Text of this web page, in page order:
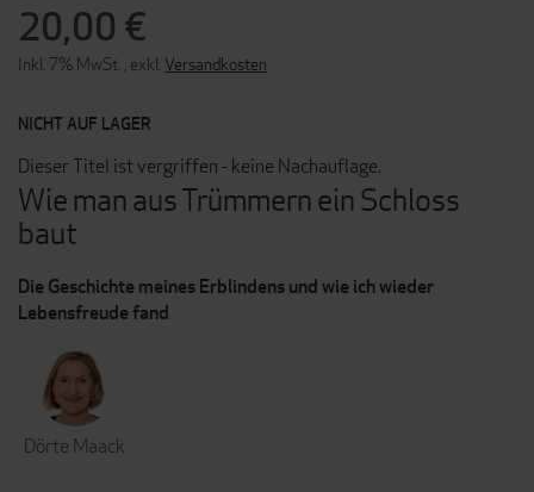
Wie man aus Trümmern ein Schloss
baut
Die Geschichte meines Erblindens und wie ich wieder
Lebensfreude fand
Dörte Maack
20,00 €
Inkl. 7% MwSt. exkl. Versandkosten
NICHT AUF LAGER
Dieser Titel ist vergriffen - keine Nachauflage.